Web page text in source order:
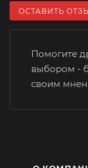
ОСТАВИТЬ
Помогите
выбором -
своим